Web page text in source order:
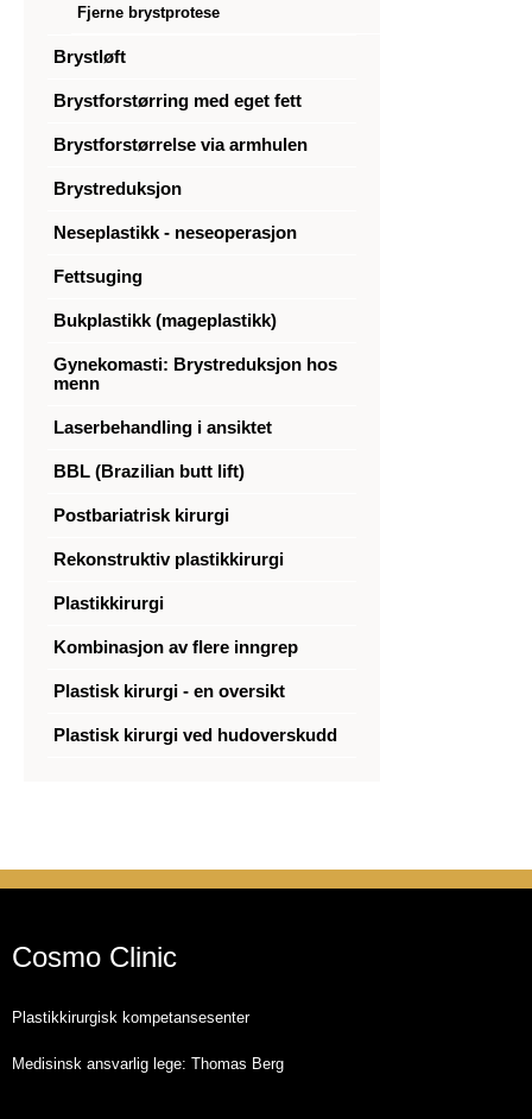
Fjerne brystprotese
Brystløft
Brystforstørring med eget fett
Brystforstørrelse via armhulen
Brystreduksjon
Neseplastikk - neseoperasjon
Fettsuging
Bukplastikk (mageplastikk)
Gynekomasti: Brystreduksjon hos
menn
Laserbehandling i ansiktet
BBL (Brazilian butt lift)
Postbariatrisk kirurgi
Rekonstruktiv plastikkirurgi
Plastikkirurgi
Kombinasjon av flere inngrep
Plastisk kirurgi - en oversikt
Plastisk kirurgi ved hudoverskudd
Cosmo Clinic
Plastikkirurgisk kompetansesenter
Medisinsk ansvarlig lege: Thomas Berg